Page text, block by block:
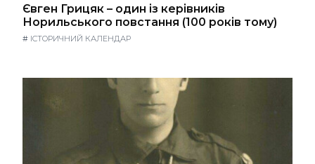
Євген Грицяк – один із керівників
Норильського повстання (100 років тому)
# ІСТОРИЧНИЙ КАЛЕНДАР